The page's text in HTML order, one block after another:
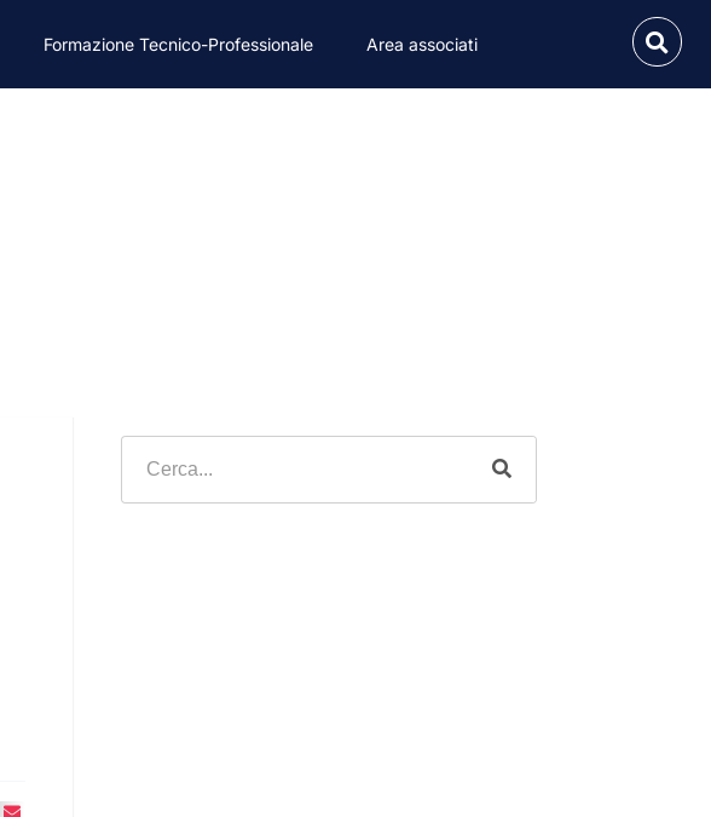
Formazione Tecnico-Professionale Area associati